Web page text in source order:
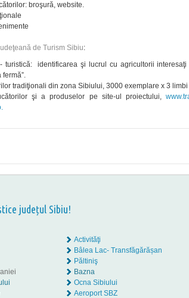
broşură, website.
de Turism Sibiu:
turistică: identificarea şi lucrul cu agricultorii
fermă”.
tradiţionali din zona Sibiului, 3000 exemplare x 3 limbi
şi a produselor pe site-ul proiectului,
județul Sibiu!
Activităţi
Bâlea Lac- Transfăgărășan
Păltiniş
Bazna
Ocna Sibiului
Aeroport SBZ